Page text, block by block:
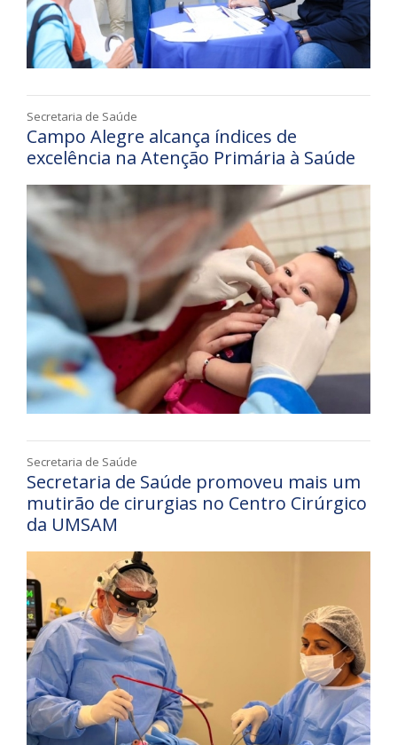
Secretaria de Saúde
Campo Alegre alcança índices de
excelência na Atenção Primária à Saúde
Secretaria de Saúde
Secretaria de Saúde promoveu mais um
mutirão de cirurgias no Centro Cirúrgico
da UMSAM